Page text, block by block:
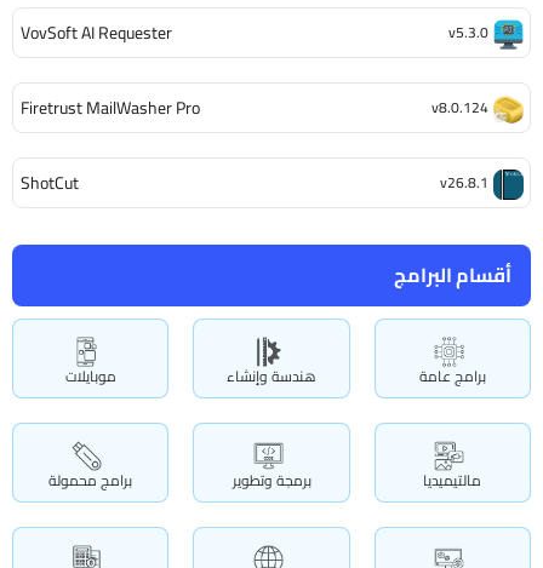
أقسام البرامج
برامج عامة هندسة وإنشاء موبايلات
مالتيميديا برمجة وتطوير برامج محمولة
VovSoft AI Requester v5.3.0
Firetrust MailWasher Pro v8.0.124
ShotCut v26.8.1